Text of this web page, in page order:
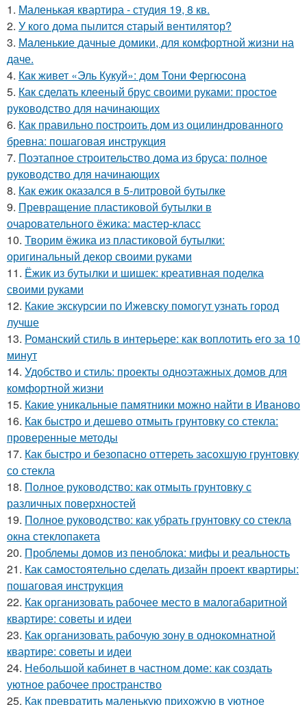
1. Маленькая квартира - студия 19, 8 кв.
2. У кого дома пылитcя cтарый вентилятор?
3. Маленькие дачные домики, для комфортной жизни на
даче.
4. Как живет «Эль Кукуй»: дом Тони Фергюсона
5. Как сделать клееный брус своими руками: простое
руководство для начинающих
6. Как правильно построить дом из оцилиндрованного
бревна: пошаговая инструкция
7. Поэтапное строительство дома из бруса: полное
руководство для начинающих
8. Как ежик оказался в 5-литровой бутылке
9. Превращение пластиковой бутылки в
очаровательного ёжика: мастер-класс
10. Творим ёжика из пластиковой бутылки:
оригинальный декор своими руками
11. Ёжик из бутылки и шишек: креативная поделка
своими руками
12. Какие экскурсии по Ижевску помогут узнать город
лучше
13. Романский стиль в интерьере: как воплотить его за 10
минут
14. Удобство и стиль: проекты одноэтажных домов для
комфортной жизни
15. Какие уникальные памятники можно найти в Иваново
16. Как быстро и дешево отмыть грунтовку со стекла:
проверенные методы
17. Как быстро и безопасно оттереть засохшую грунтовку
со стекла
18. Полное руководство: как отмыть грунтовку с
различных поверхностей
19. Полное руководство: как убрать грунтовку со стекла
окна стеклопакета
20. Проблемы домов из пеноблока: мифы и реальность
21. Как самостоятельно сделать дизайн проект квартиры:
пошаговая инструкция
22. Как организовать рабочее место в малогабаритной
квартире: советы и идеи
23. Как организовать рабочую зону в однокомнатной
квартире: советы и идеи
24. Небольшой кабинет в частном доме: как создать
уютное рабочее пространство
25. Как превратить маленькую прихожую в уютное